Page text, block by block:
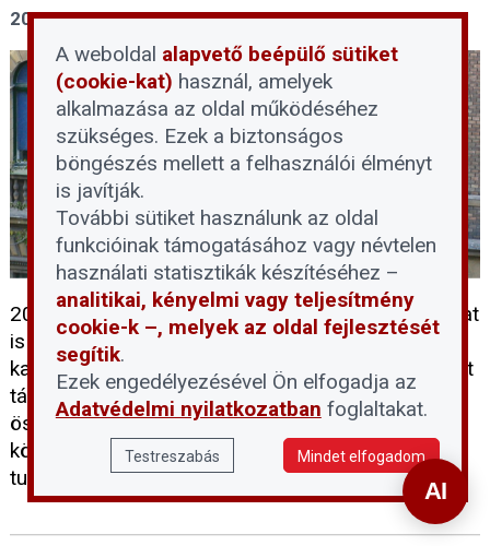
2026. március 9.
2026-ban a fővárosi és több kerületi önkormányzat
is kínál vissza nem térítendő, illetve részben
kamatmentes kölcsönnel kombinált támogatásokat
társasházak számára. Az alábbiakban
összegyűjtöttük a budapesti társasházakat
közvetlenül érintő pályázatokat, a legfontosabb
tudnivalókkal és elérhetőségekkel.
A weboldal alapvető beépülő sütiket
(cookie-kat) használ, amelyek
alkalmazása az oldal működéséhez
szükséges. Ezek a biztonságos
böngészés mellett a felhasználói élményt
is javítják.
További sütiket használunk az oldal
funkcióinak támogatásához vagy névtelen
használati statisztikák készítéséhez –
analitikai, kényelmi vagy teljesítmény
cookie-k –, melyek az oldal fejlesztését
segítik.
Ezek engedélyezésével Ön elfogadja az
Adatvédelmi nyilatkozatban foglaltakat.
Testreszabás Mindet elfogadom